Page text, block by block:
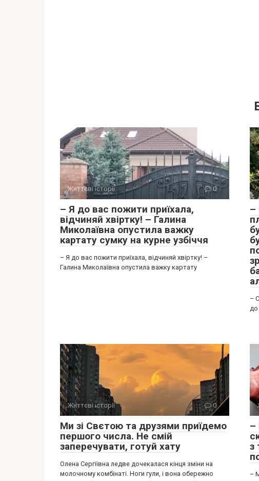
Життєві історії 0
– Я до вас пожити приїхала,
відчиняй хвіртку! – Галина
Миколаївна опустила важку
картату сумку на курне узбіччя
– Я до вас пожити приїхала, відчиняй хвіртку! –
Галина Миколаївна опустила важку картату
–
–
до
Життєві історії 0
Ми зі Свєтою та друзями приїдемо
першого числа. Не смій
заперечувати, готуй хату
Олена Сергіївна ледве дочекалася кінця зміни на
молочному комбінаті. Ноги гули, і вона обережно
–
з
–